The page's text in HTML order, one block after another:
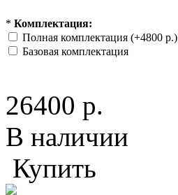
* Комплектация:
Полная комплектация (+4800 р.)
Базовая комплектация
26400 р.
В наличии
Купить